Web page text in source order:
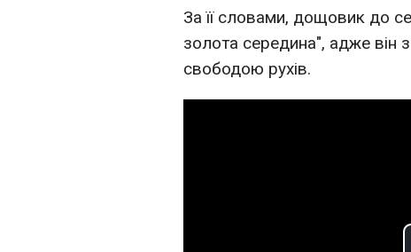
За її словами, дощовик до
золота середина", адже він
свободою рухів.